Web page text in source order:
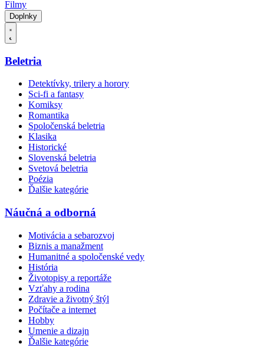
Filmy
Doplnky
Beletria
Detektívky, trilery a horory
Sci-fi a fantasy
Komiksy
Romantika
Spoločenská beletria
Klasika
Historické
Slovenská beletria
Svetová beletria
Poézia
Ďalšie kategórie
Náučná a odborná
Motivácia a sebarozvoj
Biznis a manažment
Humanitné a spoločenské vedy
História
Životopisy a reportáže
Vzťahy a rodina
Zdravie a životný štýl
Počítače a internet
Hobby
Umenie a dizajn
Ďalšie kategórie